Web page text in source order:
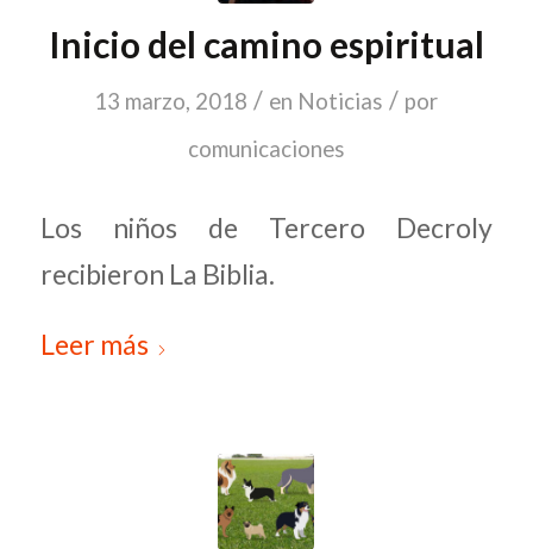
Inicio del camino espiritual
13 marzo, 2018 / en Noticias / por
comunicaciones
Los niños de Tercero Decroly
recibieron La Biblia.
Leer más